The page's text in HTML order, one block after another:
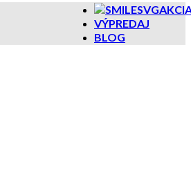
VÝPREDAJ
BLOG